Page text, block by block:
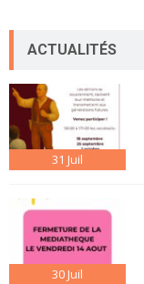
ACTUALITÉS
31 Juil
30Juil